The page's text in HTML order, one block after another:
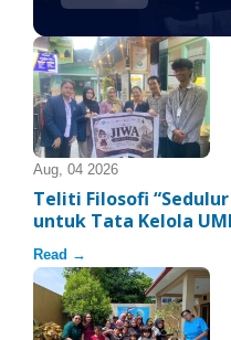
Aug, 04 2026
Teliti Filosofi
untuk Tata Kelola
Read →